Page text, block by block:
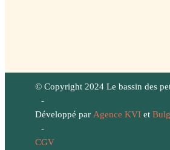
© Copyright 2024 Le bassin des
-
Développé par Agence KVIet
-
CGV